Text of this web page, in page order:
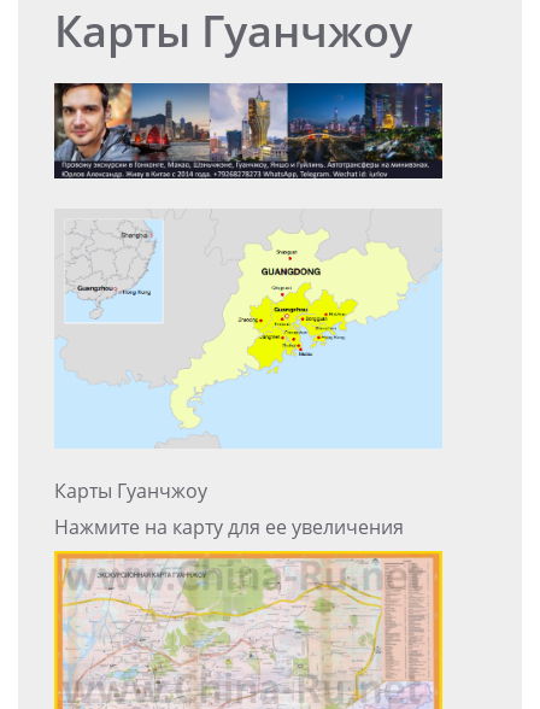
Карты Гуанчжоу
Карты Гуанчжоу
Нажмите на карту для ее увеличения